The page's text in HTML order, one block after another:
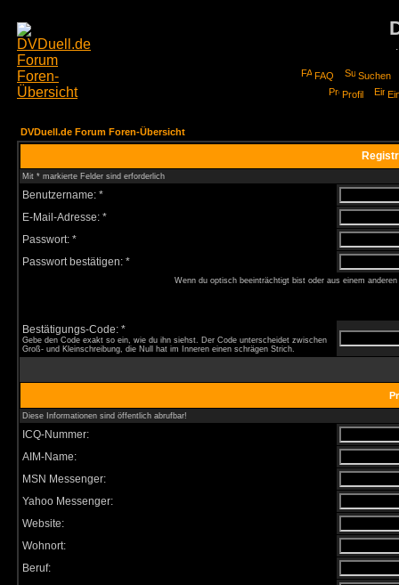
FAQ
Suchen
Profil
DVDuell.de Forum Foren-Übersicht
Mit * markierte Felder sind erforderlich
Benutzername: *
E-Mail-Adresse: *
Passwort: *
Passwort bestätigen: *
Wenn du optisch beeinträchtigt bist oder aus einem
Bestätigungs-Code: *
Gebe den Code exakt so ein, wie du ihn siehst. Der Code unterscheidet zwischen
Groß- und Kleinschreibung, die Null hat im Inneren einen schrägen Strich.
Diese Informationen sind öffentlich abrufbar!
ICQ-Nummer:
AIM-Name:
MSN Messenger:
Yahoo Messenger:
Website:
Wohnort:
Beruf: